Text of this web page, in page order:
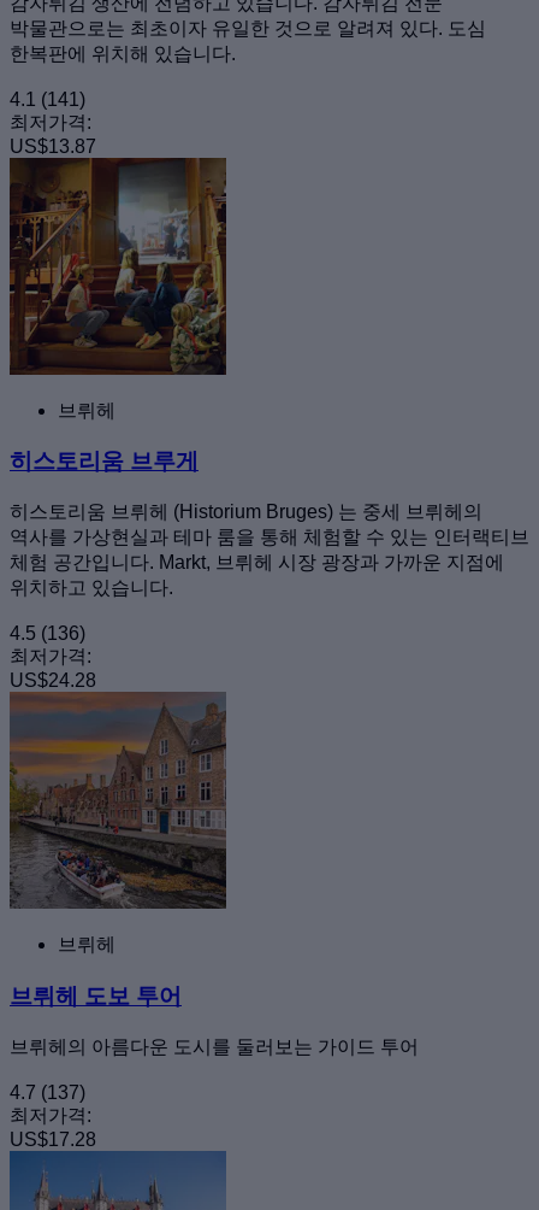
박물관으로는 최초이자 유일한 것으로 알려져 있다. 도심
한복판에 위치해 있습니다.
4.1 (141)
최저가격:
US$13.87
브뤼헤
히스토리움 브루게
히스토리움 브뤼헤 (Historium Bruges) 는 중세 브뤼헤의
역사를 가상현실과 테마 룸을 통해 체험할 수 있는 인터랙티브
체험 공간입니다. Markt, 브뤼헤 시장 광장과 가까운 지점에
위치하고 있습니다.
4.5 (136)
최저가격:
US$24.28
브뤼헤
브뤼헤 도보 투어
브뤼헤의 아름다운 도시를 둘러보는 가이드 투어
4.7 (137)
최저가격:
US$17.28